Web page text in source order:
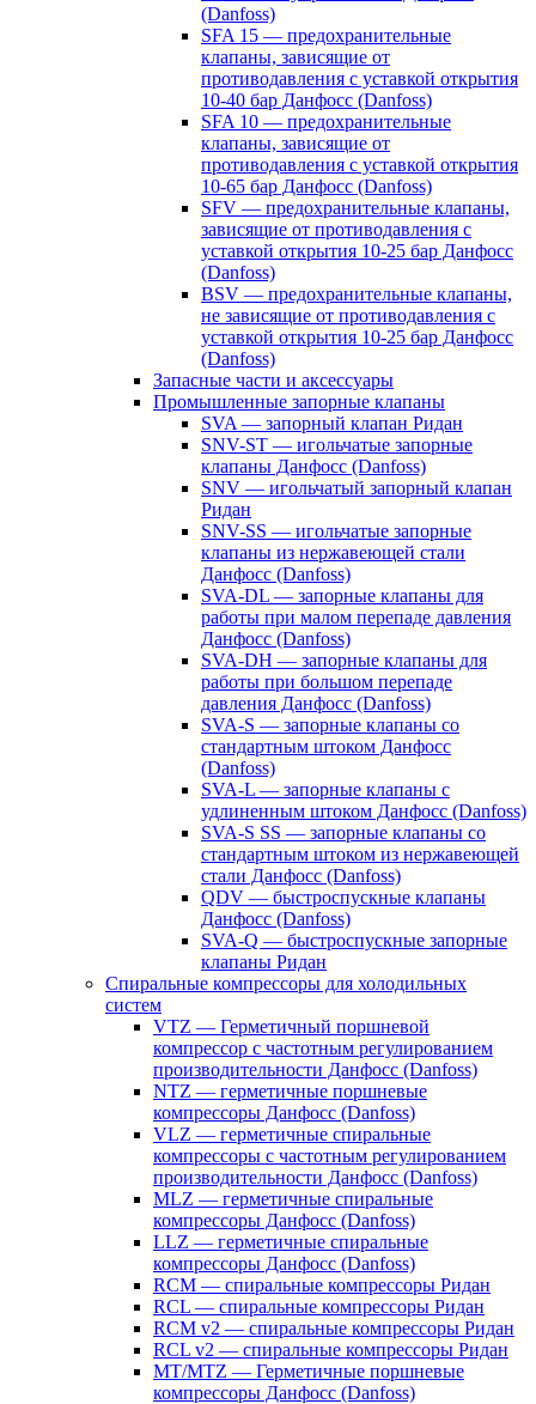
(Danfoss)
SFA 15 — предохранительные
клапаны, зависящие от
противодавления с уставкой открытия
10-40 бар Данфосс (Danfoss)
SFA 10 — предохранительные
клапаны, зависящие от
противодавления с уставкой открытия
10-65 бар Данфосс (Danfoss)
SFV — предохранительные клапаны,
зависящие от противодавления с
уставкой открытия 10-25 бар Данфосс
(Danfoss)
BSV — предохранительные клапаны,
не зависящие от противодавления с
уставкой открытия 10-25 бар Данфосс
(Danfoss)
Запасные части и аксессуары
Промышленные запорные клапаны
SVA — запорный клапан Ридан
SNV-ST — игольчатые запорные
клапаны Данфосс (Danfoss)
SNV — игольчатый запорный клапан
Ридан
SNV-SS — игольчатые запорные
клапаны из нержавеющей стали
Данфосс (Danfoss)
SVA-DL — запорные клапаны для
работы при малом перепаде давления
Данфосс (Danfoss)
SVA-DH — запорные клапаны для
работы при большом перепаде
давления Данфосс (Danfoss)
SVA-S — запорные клапаны со
стандартным штоком Данфосс
(Danfoss)
SVA-L — запорные клапаны с
удлиненным штоком Данфосс (Danfoss)
SVA-S SS — запорные клапаны со
стандартным штоком из нержавеющей
стали Данфосс (Danfoss)
QDV — быстроспускные клапаны
Данфосс (Danfoss)
SVA-Q — быстроспускные запорные
клапаны Ридан
Спиральные компрессоры для холодильных
систем
VTZ — Герметичный поршневой
компрессор с частотным регулированием
производительности Данфосс (Danfoss)
NTZ — герметичные поршневые
компрессоры Данфосс (Danfoss)
VLZ — герметичные спиральные
компрессоры с частотным регулированием
производительности Данфосс (Danfoss)
MLZ — герметичные спиральные
компрессоры Данфосс (Danfoss)
LLZ — герметичные спиральные
компрессоры Данфосс (Danfoss)
RCM — спиральные компрессоры Ридан
RCL — спиральные компрессоры Ридан
RCM v2 — спиральные компрессоры Ридан
RCL v2 — спиральные компрессоры Ридан
MT/MTZ — Герметичные поршневые
компрессоры Данфосс (Danfoss)